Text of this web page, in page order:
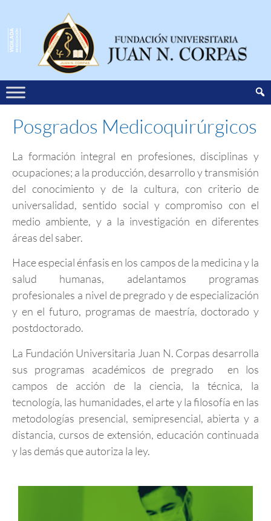
Posgrados Medicoquirúrgicos
La formación integral en profesiones, disciplinas y
ocupaciones; a la producción, desarrollo y transmisión
del conocimiento y de la cultura, con criterio de
universalidad, sentido social y compromiso con el
medio ambiente, y a la investigación en diferentes
áreas del saber.
Hace especial énfasis en los campos de la medicina y la
salud humanas, adelantamos programas
profesionales a nivel de pregrado y de especialización
y en el futuro, programas de maestría, doctorado y
postdoctorado.
La Fundación Universitaria Juan N. Corpas desarrolla
sus programas académicos de pregrado en los
campos de acción de la ciencia, la técnica, la
tecnología, las humanidades, el arte y la filosofía en las
metodologías presencial, semipresencial, abierta y a
distancia, cursos de extensión, educación continuada
y las demás que autoriza la ley.